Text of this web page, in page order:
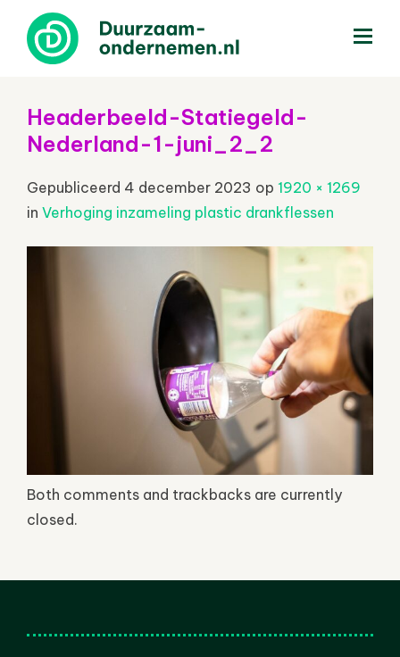
Headerbeeld-Statiegeld-
Nederland-1-juni_2_2
Gepubliceerd 4 december 2023 op 1920 × 1269
in Verhoging inzameling plastic drankflessen
Both comments and trackbacks are currently
closed.